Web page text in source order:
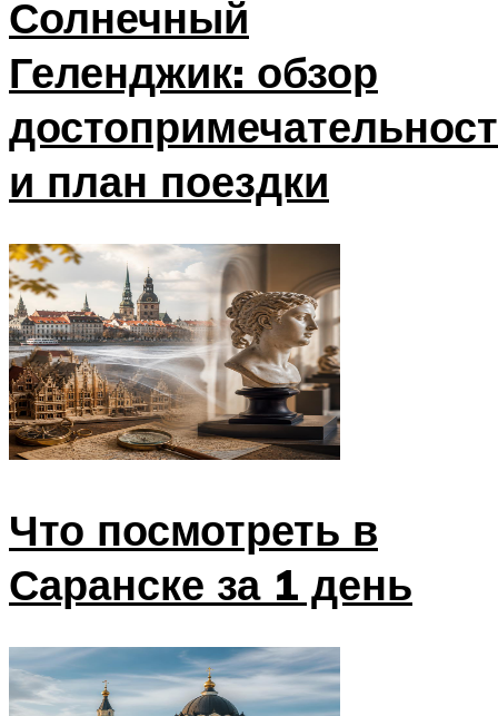
Солнечный
Геленджик: обзор
и план поездки
Что посмотреть в
Саранске за 1 день